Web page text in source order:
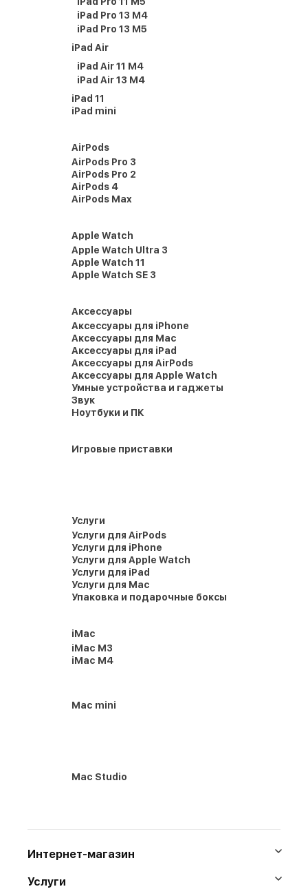
iPad Pro 13 M4
iPad Pro 13 M5
iPad Air
iPad Air 11 M4
iPad Air 13 M4
iPad 11
iPad mini
AirPods
AirPods Pro 3
AirPods Pro 2
AirPods 4
AirPods Max
Apple Watch
Apple Watch Ultra 3
Apple Watch 11
Apple Watch SE 3
Аксессуары
Аксессуары для iPhone
Аксессуары для Mac
Аксессуары для iPad
Аксессуары для AirPods
Аксессуары для Apple Watch
Умные устройства и гаджеты
Звук
Ноутбуки и ПК
Игровые приставки
Услуги
Услуги для AirPods
Услуги для iPhone
Услуги для Apple Watch
Услуги для iPad
Услуги для Mac
Упаковка и подарочные боксы
iMac
iMac M3
iMac M4
Mac mini
Mac Studio
Интернет-магазин
Услуги